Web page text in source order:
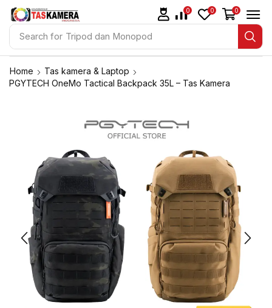
Search for Tripod dan Monopod
0 0 0
Home
Tas kamera & Laptop
PGYTECH OneMo Tactical Backpack 35L – Tas Kamera